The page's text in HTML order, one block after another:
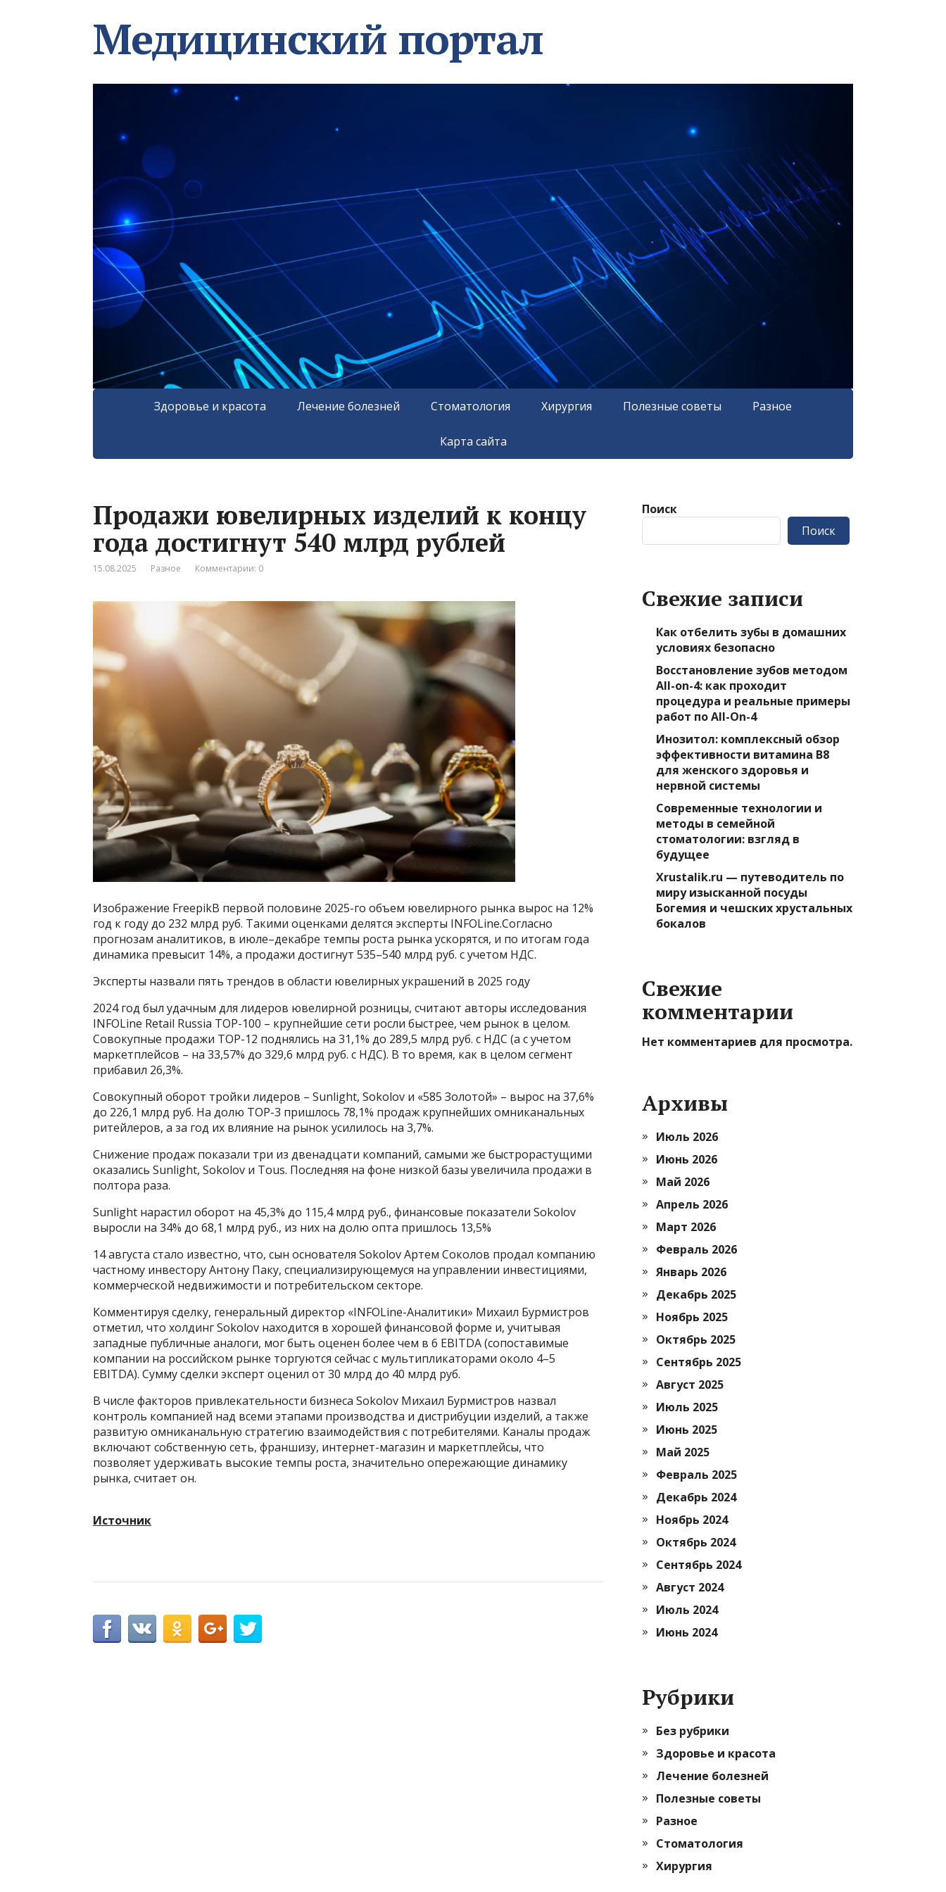
Медицинский портал
Здоровье и красота Лечение болезней Стоматология Хирургия Полезные советы Разное
Карта сайта
Продажи ювелирных изделий к концу
года достигнут 540 млрд рублей
15.08.2025 Разное Комментарии: 0
Изображение FreepikВ первой половине 2025-го объем ювелирного рынка вырос на 12%
год к году до 232 млрд руб. Такими оценками делятся эксперты INFOLine.Согласно
прогнозам аналитиков, в июле–декабре темпы роста рынка ускорятся, и по итогам года
динамика превысит 14%, а продажи достигнут 535–540 млрд руб. с учетом НДС.
Эксперты назвали пять трендов в области ювелирных украшений в 2025 году
2024 год был удачным для лидеров ювелирной розницы, считают авторы исследования
INFOLine Retail Russia ТOP-100 – крупнейшие сети росли быстрее, чем рынок в целом.
Совокупные продажи TOP-12 поднялись на 31,1% до 289,5 млрд руб. с НДС (а с учетом
маркетплейсов – на 33,57% до 329,6 млрд руб. с НДС). В то время, как в целом сегмент
прибавил 26,3%.
Совокупный оборот тройки лидеров – Sunlight, Sokolov и «585 Золотой» – вырос на 37,6%
до 226,1 млрд руб. На долю ТОР-3 пришлось 78,1% продаж крупнейших омниканальных
ритейлеров, а за год их влияние на рынок усилилось на 3,7%.
Снижение продаж показали три из двенадцати компаний, самыми же быстрорастущими
оказались Sunlight, Sokolov и Tous. Последняя на фоне низкой базы увеличила продажи в
полтора раза.
Sunlight нарастил оборот на 45,3% до 115,4 млрд руб., финансовые показатели Sokolov
выросли на 34% до 68,1 млрд руб., из них на долю опта пришлось 13,5%
14 августа стало известно, что, сын основателя Sokolov Артем Соколов продал компанию
частному инвестору Антону Паку, специализирующемуся на управлении инвестициями,
коммерческой недвижимости и потребительском секторе.
Комментируя сделку, генеральный директор «INFOLine-Аналитики» Михаил Бурмистров
отметил, что холдинг Sokolov находится в хорошей финансовой форме и, учитывая
западные публичные аналоги, мог быть оценен более чем в 6 EBITDA (сопоставимые
компании на российском рынке торгуются сейчас с мультипликаторами около 4–5
EBITDA). Сумму сделки эксперт оценил от 30 млрд до 40 млрд руб.
В числе факторов привлекательности бизнеса Sokolov Михаил Бурмистров назвал
контроль компанией над всеми этапами производства и дистрибуции изделий, а также
развитую омниканальную стратегию взаимодействия с потребителями. Каналы продаж
включают собственную сеть, франшизу, интернет-магазин и маркетплейсы, что
позволяет удерживать высокие темпы роста, значительно опережающие динамику
рынка, считает он.
Источник
Поиск
Поиск
Свежие записи
Как отбелить зубы в домашних
условиях безопасно
Восстановление зубов методом
All-on-4: как проходит
процедура и реальные примеры
работ по All-On-4
Инозитол: комплексный обзор
эффективности витамина B8
для женского здоровья и
нервной системы
Современные технологии и
методы в семейной
стоматологии: взгляд в
будущее
Xrustalik.ru — путеводитель по
миру изысканной посуды
Богемия и чешских хрустальных
бокалов
Свежие
комментарии
Нет комментариев для просмотра.
Архивы
Июль 2026
Июнь 2026
Май 2026
Апрель 2026
Март 2026
Февраль 2026
Январь 2026
Декабрь 2025
Ноябрь 2025
Октябрь 2025
Сентябрь 2025
Август 2025
Июль 2025
Июнь 2025
Май 2025
Февраль 2025
Декабрь 2024
Ноябрь 2024
Октябрь 2024
Сентябрь 2024
Август 2024
Июль 2024
Июнь 2024
Рубрики
Без рубрики
Здоровье и красота
Лечение болезней
Полезные советы
Разное
Стоматология
Хирургия